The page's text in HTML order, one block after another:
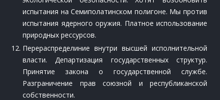
испытания на Семиполатинском полигоне. Мы против
испытания ядерного оружия. Платное использование
природных рессурсов.
Перераспределиние внутри высшей исполнительной
власти. Департизация государственных структур.
Принятие закона о государственной службе.
Разграничение прав союзной и республиканской
собственности.